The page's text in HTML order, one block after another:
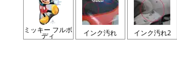
ミッキー フルボ
ディ インク汚れ インク汚れ2